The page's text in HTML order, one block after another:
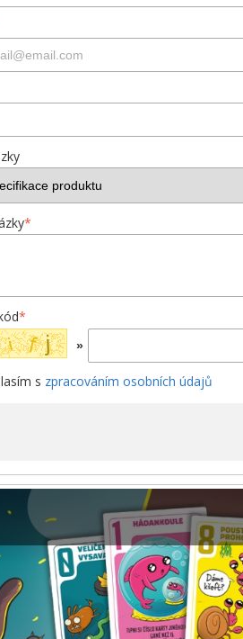
*
*
»
s zpracováním osobních údajů